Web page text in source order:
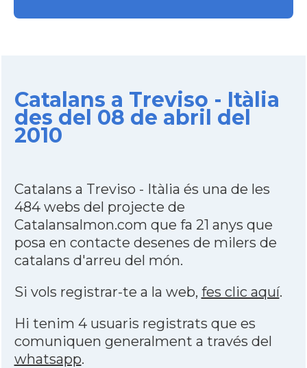
Catalans a Treviso - Itàlia
des del 08 de abril del
2010
Catalans a Treviso - Itàlia és una de les
484 webs del projecte de
Catalansalmon.com que fa 21 anys que
posa en contacte desenes de milers de
catalans d'arreu del món.
Si vols registrar-te a la web, fes clic aquí.
Hi tenim 4 usuaris registrats que es
comuniquen generalment a través del
whatsapp.